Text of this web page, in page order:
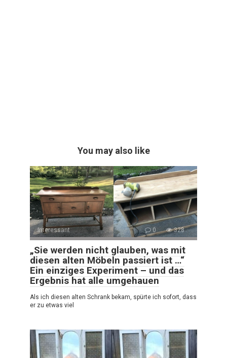
You may also like
Interessant 0 328
„Sie werden nicht glauben, was mit
diesen alten Möbeln passiert ist …“
Ein einziges Experiment – und das
Ergebnis hat alle umgehauen
Als ich diesen alten Schrank bekam, spürte ich sofort, dass
er zu etwas viel